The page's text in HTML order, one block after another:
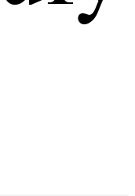
de Jean Dufy